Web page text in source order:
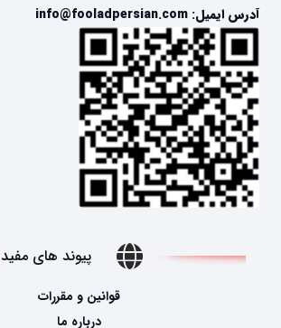
آدرس ایمیل: info@fooladpersian.com
پیوند های مفید
قوانین و مقررات
درباره ما